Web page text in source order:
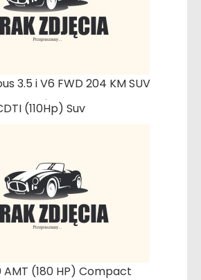
3.5 i V6 FWD 204 KM SUV
(110Hp) Suv
AMT (180 HP) Compact